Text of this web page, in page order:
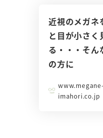
近視のメガネ
と目が小さく
る・・・そん
の方に
www.megane-
imahori.co.jp